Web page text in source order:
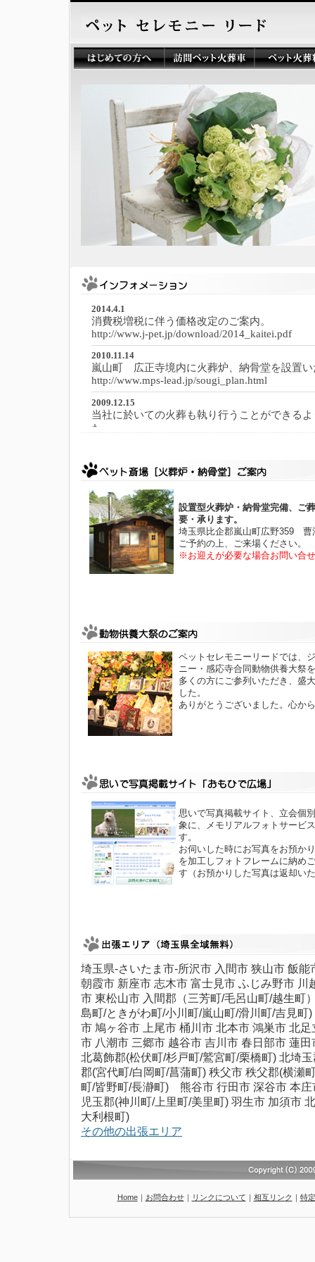
設置型火葬炉・納骨堂完備、ご
要・承ります。
埼玉県比企郡嵐山町広野359 曹
ご予約の上、ご来場ください。
※お迎えが必要な場合お問い合
ペットセレモニーリードでは、
ニー・感応寺合同動物供養大祭
多くの方にご参列いただき、盛
した。
ありがとうございました。心か
思いで写真掲載サイト、立会個
象に、メモリアルフォトサービ
す。
お伺いした時にお写真をお預か
を加工しフォトフレームに納め
す（お預かりした写真は返却い
埼玉県-さいたま市-所沢市 入間市 狭山市 飯能
朝霞市 新座市 志木市 富士見市 ふじみ野市 川
市 東松山市 入間郡（三芳町/毛呂山町/越生町
島町/ときがわ町/小川町/嵐山町/滑川町/吉見町
市 鳩ヶ谷市 上尾市 桶川市 北本市 鴻巣市 北
市 八潮市 三郷市 越谷市 吉川市 春日部市 蓮
北葛飾郡(松伏町/杉戸町/鷲宮町/栗橋町) 北埼
郡(宮代町/白岡町/菖蒲町) 秩父市 秩父郡(横瀬
町/皆野町/長瀞町) 熊谷市 行田市 深谷市 本庄
児玉郡(神川町/上里町/美里町) 羽生市 加須市
大利根町)
その他の出張エリア
Home｜ お問合わせ｜ リンクについて ｜ 相互リンク ｜ 特